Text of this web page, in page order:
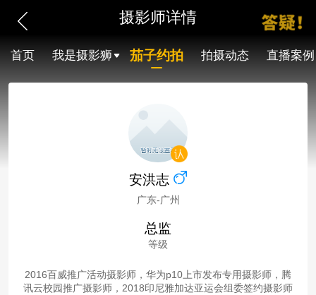
摄影师详情
首页 我是摄影狮 茄子约拍 拍摄动态 直播案例
安洪志
广东-广州
总监
等级
2016百威推广活动摄影师，华为p10上市发布专用摄影师，腾
讯云校园推广摄影师，2018印尼雅加达亚运会组委签约摄影师